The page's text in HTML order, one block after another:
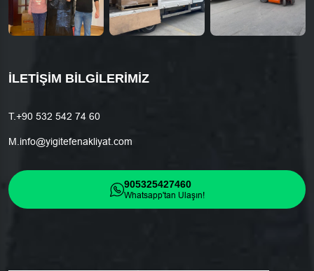
İLETIŞIM BILGILERIMIZ
T.+90 532 542 74 60
M.info@yigitefenakliyat.com
905325427460
Whatsapp'tan Ulaşın!